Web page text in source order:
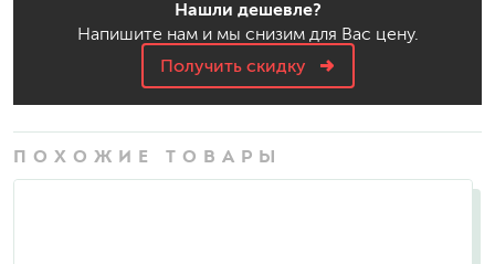
Нашли дешевле?
Напишите нам и мы снизим для Вас цену.
Получить скидку
ПОХОЖИЕ ТОВАРЫ